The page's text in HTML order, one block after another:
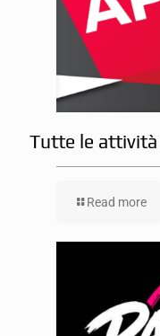
Tutte le attività
Read more